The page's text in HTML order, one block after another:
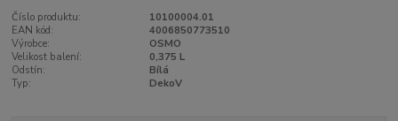
Číslo produktu:
10100004.01
EAN kód:
4006850773510
Výrobce:
OSMO
Velikost balení:
0,375 L
Odstín:
Bílá
Typ:
DekoV